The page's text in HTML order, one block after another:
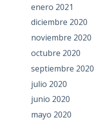
enero 2021
diciembre 2020
noviembre 2020
octubre 2020
septiembre 2020
julio 2020
junio 2020
mayo 2020